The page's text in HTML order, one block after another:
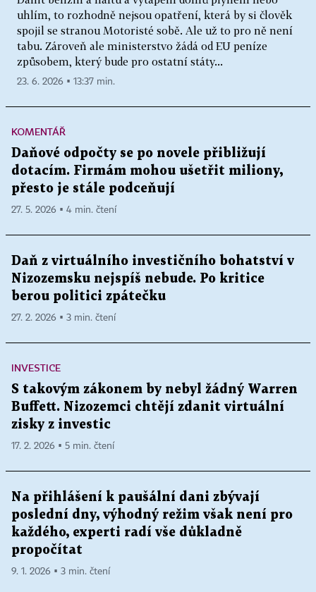
uhlím, to rozhodně nejsou opatření, která by si člověk
spojil se stranou Motoristé sobě. Ale už to pro ně není
tabu. Zároveň ale ministerstvo žádá od EU peníze
způsobem, který bude pro ostatní státy...
23. 6. 2026 ▪ 13:37 min.
KOMENTÁŘ
Daňové odpočty se po novele přibližují
dotacím. Firmám mohou ušetřit miliony,
přesto je stále podceňují
27. 5. 2026 ▪ 4 min. čtení
Daň z virtuálního investičního bohatství v
Nizozemsku nejspíš nebude. Po kritice
berou politici zpátečku
27. 2. 2026 ▪ 3 min. čtení
INVESTICE
S takovým zákonem by nebyl žádný Warren
Buffett. Nizozemci chtějí zdanit virtuální
zisky z investic
17. 2. 2026 ▪ 5 min. čtení
Na přihlášení k paušální dani zbývají
poslední dny, výhodný režim však není pro
každého, experti radí vše důkladně
propočítat
9. 1. 2026 ▪ 3 min. čtení